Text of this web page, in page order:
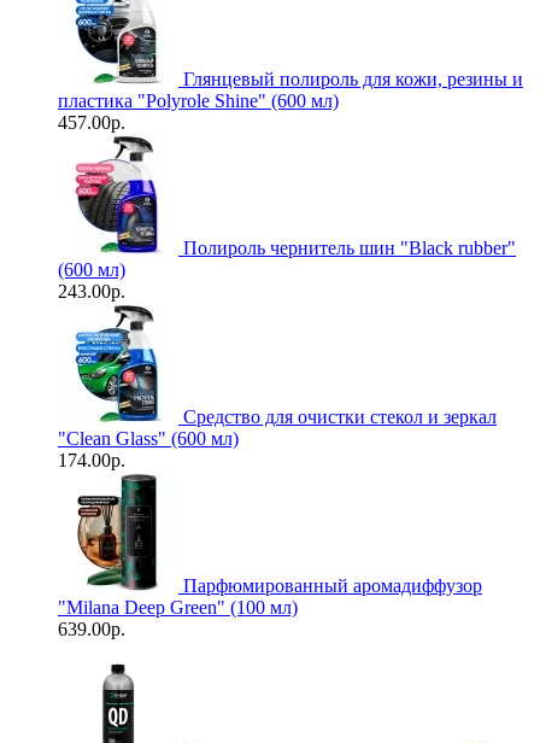
Глянцевый полироль для кожи, резины и
пластика "Polyrole Shine" (600 мл)
457.00р.
Полироль чернитель шин "Black rubber"
(600 мл)
243.00р.
Средство для очистки стекол и зеркал
"Clean Glass" (600 мл)
174.00р.
Парфюмированный аромадиффузор
"Milana Deep Green" (100 мл)
639.00р.